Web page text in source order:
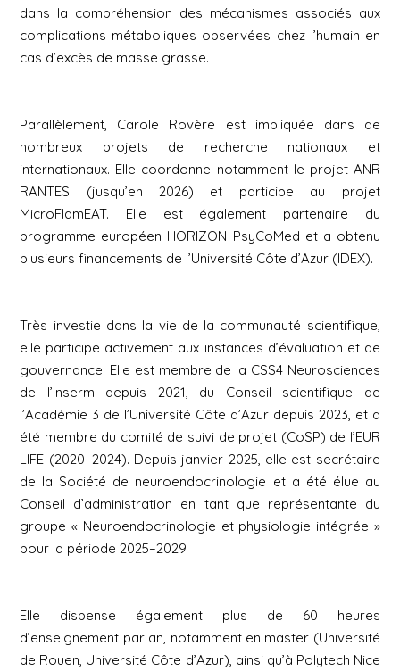
dans la compréhension des mécanismes associés aux
complications métaboliques observées chez l’humain en
cas d’excès de masse grasse.
Parallèlement, Carole Rovère est impliquée dans de
nombreux projets de recherche nationaux et
internationaux. Elle coordonne notamment le projet ANR
RANTES (jusqu’en 2026) et participe au projet
MicroFlamEAT. Elle est également partenaire du
programme européen HORIZON PsyCoMed et a obtenu
plusieurs financements de l’Université Côte d’Azur (IDEX).
Très investie dans la vie de la communauté scientifique,
elle participe activement aux instances d’évaluation et de
gouvernance. Elle est membre de la CSS4 Neurosciences
de l’Inserm depuis 2021, du Conseil scientifique de
l’Académie 3 de l’Université Côte d’Azur depuis 2023, et a
été membre du comité de suivi de projet (CoSP) de l’EUR
LIFE (2020–2024). Depuis janvier 2025, elle est secrétaire
de la Société de neuroendocrinologie et a été élue au
Conseil d’administration en tant que représentante du
groupe « Neuroendocrinologie et physiologie intégrée »
pour la période 2025–2029.
Elle dispense également plus de 60 heures
d’enseignement par an, notamment en master (Université
de Rouen, Université Côte d’Azur), ainsi qu’à Polytech Nice